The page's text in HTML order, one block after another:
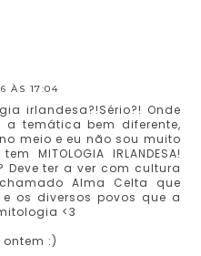
ÀS 17:04
irlandesa?!Sério?! Onde
a temática bem diferente,
meio e eu não sou muito
MITOLOGIA IRLANDESA!
ter a ver com cultura
Alma Celta que
os diversos povos que a
<3
:)